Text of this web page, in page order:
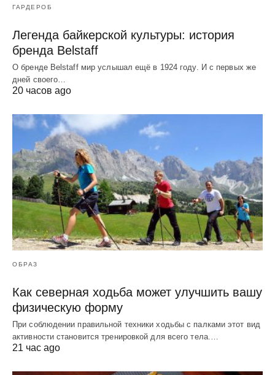
ГАРДЕРОБ
Легенда байкерской культуры: история
бренда Belstaff
О бренде Belstaff мир услышал ещё в 1924 году. И с первых же
дней своего…
20 часов ago
ОБРАЗ
Как северная ходьба может улучшить вашу
физическую форму
При соблюдении правильной техники ходьбы с палками этот вид
активности становится тренировкой для всего тела.…
21 час ago